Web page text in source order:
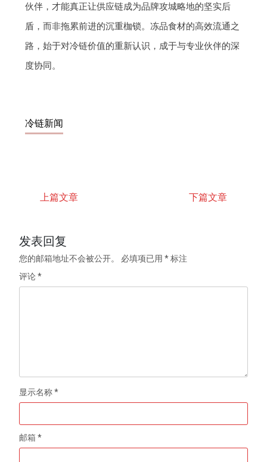
伙伴，才能真正让供应链成为品牌攻城略地的坚实后
盾，而非拖累前进的沉重枷锁。冻品食材的高效流通之
路，始于对冷链价值的重新认识，成于与专业伙伴的深
度协同。
冷链新闻
上篇文章 下篇文章
发表回复
您的邮箱地址不会被公开。 必填项已用*标注
评论*
显示名称*
邮箱*